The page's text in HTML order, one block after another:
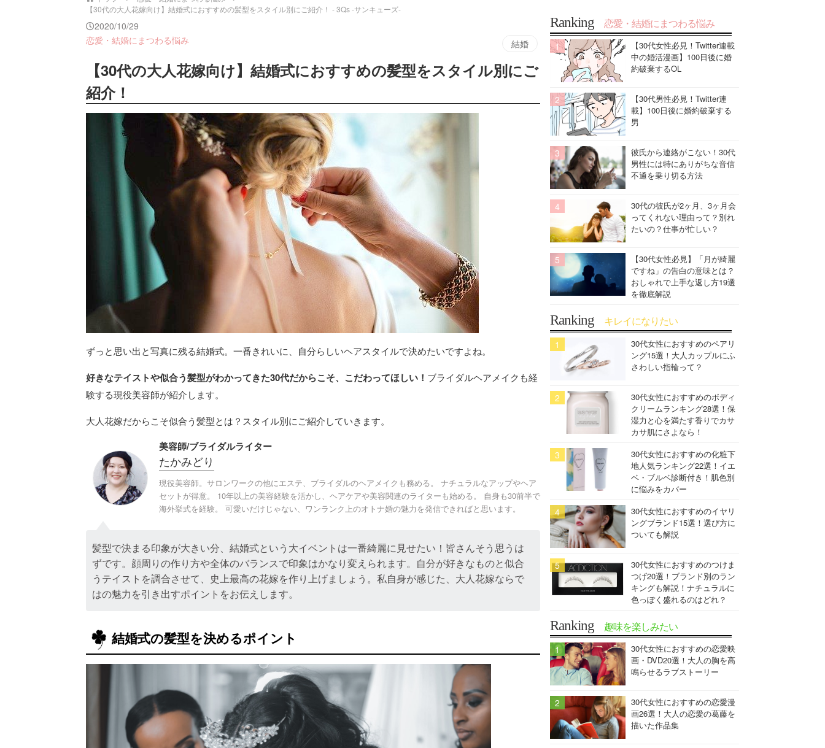
【30代の大人花嫁向け】結婚式におすすめの髪型をスタイル別にご紹介！ - 3Qs -サンキューズ-
2020/10/29
恋愛・結婚にまつわる悩み 結婚
【30代の大人花嫁向け】結婚式におすすめの髪型をスタイル別にご
紹介！
ずっと思い出と写真に残る結婚式。一番きれいに、自分らしいヘアスタイルで決めたいですよね。
好きなテイストや似合う髪型がわかってきた30代だからこそ、こだわってほしい！ ブライダルヘアメイクも経
験する現役美容師が紹介します。
大人花嫁だからこそ似合う髪型とは？スタイル別にご紹介していきます。
美容師/ブライダルライター
たかみどり
現役美容師。サロンワークの他にエステ、ブライダルのヘアメイクも務める。 ナチュラルなアップやヘア
セットが得意。 10年以上の美容経験を活かし、ヘアケアや美容関連のライターも始める。 自身も30前半で
海外挙式を経験。 可愛いだけじゃない、ワンランク上のオトナ婚の魅力を発信できればと思います。
髪型で決まる印象が大きい分、結婚式という大イベントは一番綺麗に見せたい！皆さんそう思うは
ずです。顔周りの作り方や全体のバランスで印象はかなり変えられます。自分が好きなものと似合
うテイストを調合させて、史上最高の花嫁を作り上げましょう。私自身が感じた、大人花嫁ならで
はの魅力を引き出すポイントをお伝えします。
結婚式の髪型を決めるポイント
Ranking 恋愛・結婚にまつわる悩み
【30代女性必見！Twitter連載
中の婚活漫画】100日後に婚
約破棄するOL
【30代男性必見！Twitter連
載】100日後に婚約破棄する
男
彼氏から連絡がこない！30代
男性には特にありがちな音信
不通を乗り切る方法
30代の彼氏が2ヶ月、3ヶ月会
ってくれない理由って？別れ
たいの？仕事が忙しい？
【30代女性必見】「月が綺麗
ですね」の告白の意味とは？
おしゃれで上手な返し方19選
を徹底解説
Ranking キレイになりたい
30代女性におすすめのペアリ
ング15選！大人カップルにふ
さわしい指輪って？
30代女性におすすめのボディ
クリームランキング28選！保
湿力と心を満たす香りでカサ
カサ肌にさよなら！
30代女性におすすめの化粧下
地人気ランキング22選！イエ
ベ・ブルベ診断付き！肌色別
に悩みをカバー
30代女性におすすめのイヤリ
ングブランド15選！選び方に
ついても解説
30代女性におすすめのつけま
つげ20選！ブランド別のラン
キングも解説！ナチュラルに
色っぽく盛れるのはどれ？
Ranking 趣味を楽しみたい
30代女性におすすめの恋愛映
画・DVD20選！大人の胸を高
鳴らせるラブストーリー
30代女性におすすめの恋愛漫
画26選！大人の恋愛の葛藤を
描いた作品集